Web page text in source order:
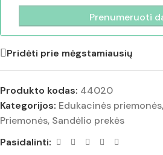
Pridėti prie mėgstamiausių
Produkto kodas: 44020
Kategorijos: Edukacinės priemonės,
Priemonės, Sandėlio prekės
Pasidalinti: